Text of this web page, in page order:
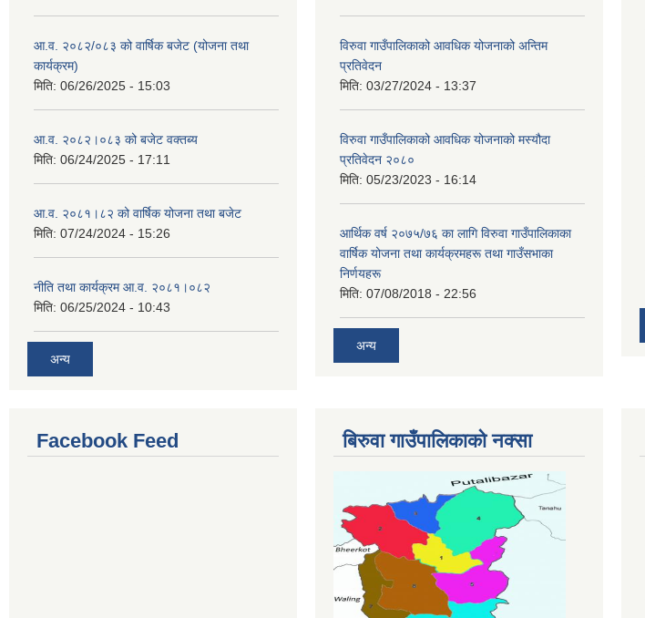
आ.व. २०८२/०८३ को वार्षिक बजेट (योजना तथा
कार्यक्रम)
मिति: 06/26/2025 - 15:03
आ.व. २०८२।०८३ को बजेट वक्तब्य
मिति: 06/24/2025 - 17:11
आ.व. २०८१।८२ को वार्षिक योजना तथा बजेट
मिति: 07/24/2024 - 15:26
नीति तथा कार्यक्रम आ.व. २०८१।०८२
मिति: 06/25/2024 - 10:43
अन्य
विरुवा गाउँपालिकाको आवधिक योजनाको अन्तिम
प्रतिवेदन
मिति: 03/27/2024 - 13:37
विरुवा गाउँपालिकाको आवधिक योजनाको मस्यौदा
प्रतिवेदन २०८०
मिति: 05/23/2023 - 16:14
आर्थिक वर्ष २०७५/७६ का लागि विरुवा गाउँपालिकाका
वार्षिक योजना तथा कार्यक्रमहरू तथा गाउँसभाका
निर्णयहरू
मिति: 07/08/2018 - 22:56
अन्य
Facebook Feed बिरुवा गाउँपालिकाको नक्सा